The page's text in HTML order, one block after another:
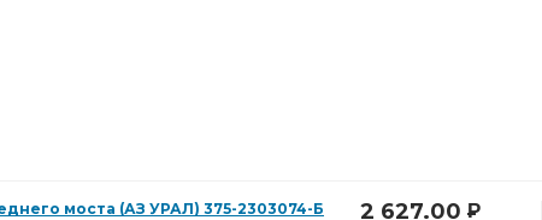
моста (АЗ УРАЛ) 375-2303074-Б
2 627.00 Р